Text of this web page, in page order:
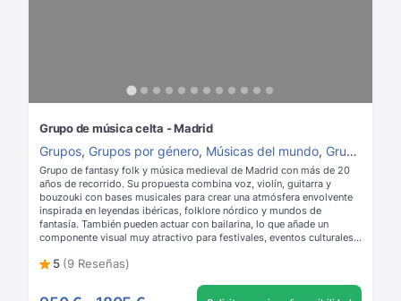
Grupo de música celta - Madrid
Grupos, Grupos por género, Músicas del mundo, Grupos de folk
Grupo de fantasy folk y música medieval de Madrid con más de 20
años de recorrido. Su propuesta combina voz, violín, guitarra y
bouzouki con bases musicales para crear una atmósfera envolvente
inspirada en leyendas ibéricas, folklore nórdico y mundos de
fantasía. También pueden actuar con bailarina, lo que añade un
componente visual muy atractivo para festivales, eventos culturales,
fantástica. Leer más
5 (9 Reseñas)